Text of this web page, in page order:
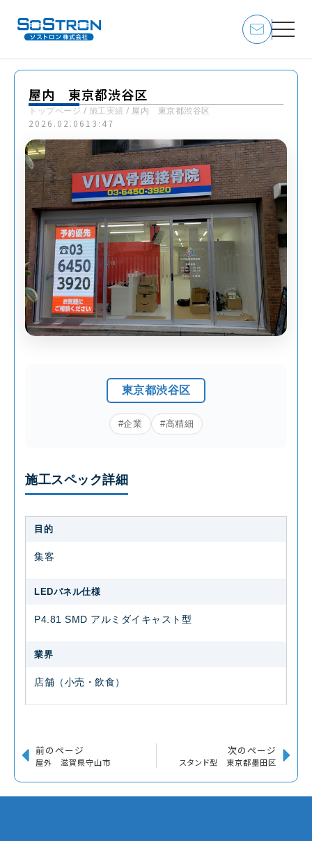
屋内 東京都渋谷区
トップページ / 施工実績 / 屋内 東京都渋谷区
2026.02.06 13:47
東京都渋谷区
#企業 #高精細
施工スペック詳細
目的
集客
LEDパネル仕様
P4.81 SMD アルミダイキャスト型
業界
店舗（小売・飲食）
前のページ
屋外 滋賀県守山市
次のページ
スタンド型 東京都墨田区